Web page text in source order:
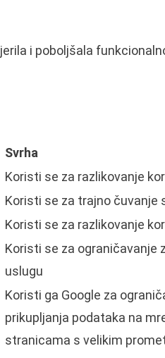
i poboljšala
Svrha
Koristi se za razlikovanje
Koristi se za trajno čuvanje
Koristi se za razlikovanje
Koristi se za ograničavanje
uslugu
Koristi ga Google za
prikupljanja podataka na
stranicama s velikim